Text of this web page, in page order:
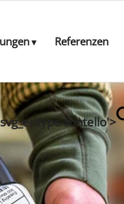
Referenzen
fontello'>